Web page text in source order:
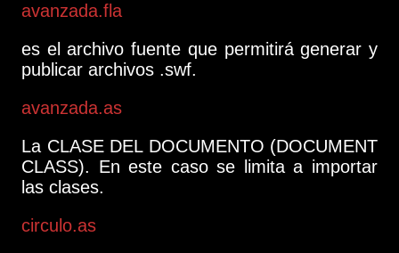
avanzada.fla
es el archivo fuente que permitirá generar y
publicar archivos .swf.
avanzada.as
La CLASE DEL DOCUMENTO (DOCUMENT
CLASS). En este caso se limita a importar
las clases.
circulo.as